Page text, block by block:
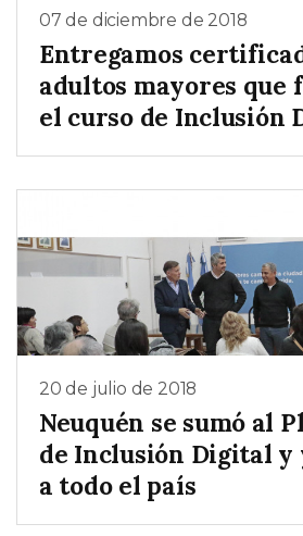
07 de diciembre de 2018
Entregamos
adultos mayores que
el curso de Inclusión
20 de julio de 2018
Neuquén se sumó al
de Inclusión Digital y
a todo el país